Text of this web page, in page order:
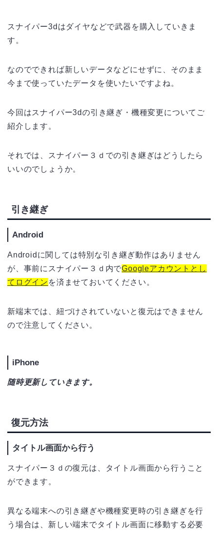
スナイパー3dはダイヤなどで武器を購入していきま
す。
なのでできれば新しいデータなどにせずに、そのまま
今まで使っていたデータを使いたいですよね。
今回はスナイパー3dの引き継ぎ・機種変更についてご
紹介します。
それでは、スナイパー３ｄでの引き継ぎはどうしたら
いいのでしょうか。
引き継ぎ
Android
Androidに関しては特別な引き継ぎ動作はありません
が、事前にスナイパー３ｄ内でGoogleアカウントとし
てログイン を済ませておいてください。
新端末では、紐づけされていないと復元はできません
ので注意してください。
iPhone
随時更新していきます。
復元方法
タイトル画面から行う
スナイパー３ｄの復元は、タイトル画面から行うこと
ができます。
異なる端末への引き継ぎや機種変更時の引き継ぎを行
う場合は、新しい端末でタイトル画面に移動する必要